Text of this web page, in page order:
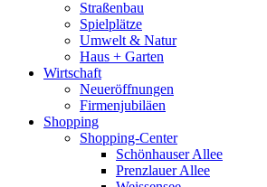
Straßenbau
Spielplätze
Umwelt & Natur
Haus + Garten
Wirtschaft
Neueröffnungen
Firmenjubiläen
Shopping
Shopping-Center
Schönhauser Allee
Prenzlauer Allee